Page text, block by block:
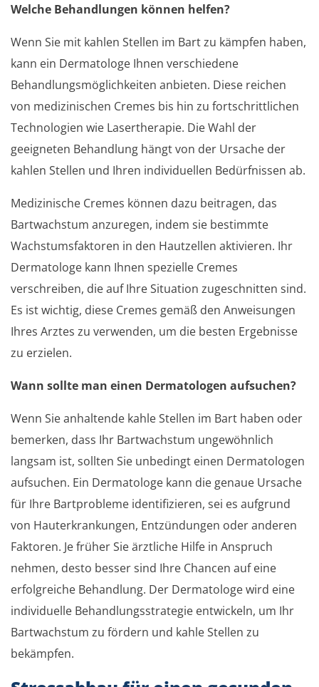
Welche Behandlungen können helfen?
Wenn Sie mit kahlen Stellen im Bart zu kämpfen haben,
kann ein Dermatologe Ihnen verschiedene
Behandlungsmöglichkeiten anbieten. Diese reichen
von medizinischen Cremes bis hin zu fortschrittlichen
Technologien wie Lasertherapie. Die Wahl der
geeigneten Behandlung hängt von der Ursache der
kahlen Stellen und Ihren individuellen Bedürfnissen ab.
Medizinische Cremes können dazu beitragen, das
Bartwachstum anzuregen, indem sie bestimmte
Wachstumsfaktoren in den Hautzellen aktivieren. Ihr
Dermatologe kann Ihnen spezielle Cremes
verschreiben, die auf Ihre Situation zugeschnitten sind.
Es ist wichtig, diese Cremes gemäß den Anweisungen
Ihres Arztes zu verwenden, um die besten Ergebnisse
zu erzielen.
Wann sollte man einen Dermatologen aufsuchen?
Wenn Sie anhaltende kahle Stellen im Bart haben oder
bemerken, dass Ihr Bartwachstum ungewöhnlich
langsam ist, sollten Sie unbedingt einen Dermatologen
aufsuchen. Ein Dermatologe kann die genaue Ursache
für Ihre Bartprobleme identifizieren, sei es aufgrund
von Hauterkrankungen, Entzündungen oder anderen
Faktoren. Je früher Sie ärztliche Hilfe in Anspruch
nehmen, desto besser sind Ihre Chancen auf eine
erfolgreiche Behandlung. Der Dermatologe wird eine
individuelle Behandlungsstrategie entwickeln, um Ihr
Bartwachstum zu fördern und kahle Stellen zu
bekämpfen.